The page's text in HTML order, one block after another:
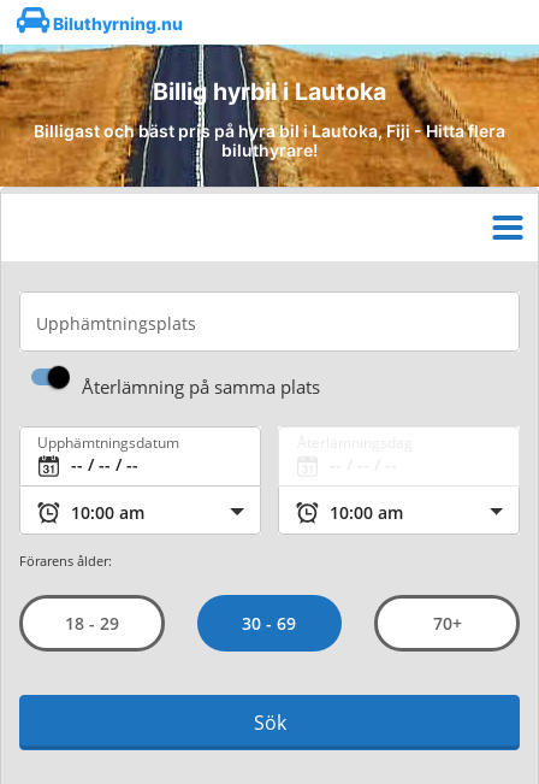
Biluthyrning.nu
Billig hyrbil i Lautoka
Billigast och bäst pris på hyra bil i Lautoka, Fiji - Hitta flera
biluthyrare!
Upphämtningsplats
Återlämning på samma plats
Upphämtningsdatum
Förarens ålder:
18 - 29 30 - 69 70+
Sök